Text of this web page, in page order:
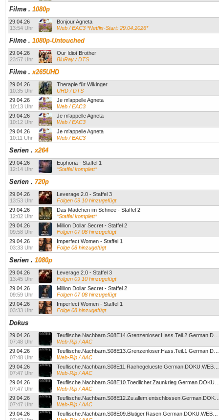
Filme . 1080p
29.04.26
13:54 Uhr
Bonjour Agneta
Web / EAC3 *Netflix-Start: 29.04.2026*
Filme . 1080p-Untouched
29.04.26
23:57 Uhr
Our Idiot Brother
BluRay / DTS
Filme .x265UHD
29.04.26
10:35 Uhr
Therapie für Wikinger
UHD / DTS
29.04.26
10:13 Uhr
Je m'appelle Agneta
Web / EAC3
29.04.26
10:12 Uhr
Je m'appelle Agneta
Web / EAC3
29.04.26
10:11 Uhr
Je m'appelle Agneta
Web / EAC3
Serien .x264
29.04.26
12:14 Uhr
Euphoria - Staffel 1
*Staffel komplett*
Serien . 720p
29.04.26
13:53 Uhr
Leverage 2.0 - Staffel 3
Folgen 09 10 hinzugefügt
29.04.26
12:02 Uhr
Das Mädchen im Schnee - Staffel 2
*Staffel komplett*
29.04.26
09:58 Uhr
Million Dollar Secret - Staffel 2
Folgen 07 08 hinzugefügt
29.04.26
03:33 Uhr
Imperfect Women - Staffel 1
Folge 08 hinzugefügt
Serien . 1080p
29.04.26
13:45 Uhr
Leverage 2.0 - Staffel 3
Folgen 09 10 hinzugefügt
29.04.26
09:59 Uhr
Million Dollar Secret - Staffel 2
Folgen 07 08 hinzugefügt
29.04.26
03:33 Uhr
Imperfect Women - Staffel 1
Folge 08 hinzugefügt
Dokus
29.04.26
07:48 Uhr
Web-Rip / AAC
29.04.26
07:48 Uhr
Web-Rip / AAC
29.04.26
07:47 Uhr
Web-Rip / AAC
29.04.26
07:47 Uhr
Web-Rip / AAC
29.04.26
07:47 Uhr
Web-Rip / AAC
29.04.26